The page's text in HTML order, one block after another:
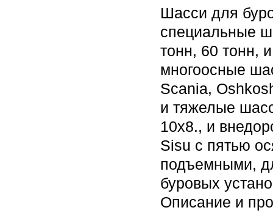
Шасси для
специальные
тонн, 60 тонн,
многоосные
Scania,
и тяжелые
10х8., и
Sisu с пятью
подъемными,
буровых
Описание и